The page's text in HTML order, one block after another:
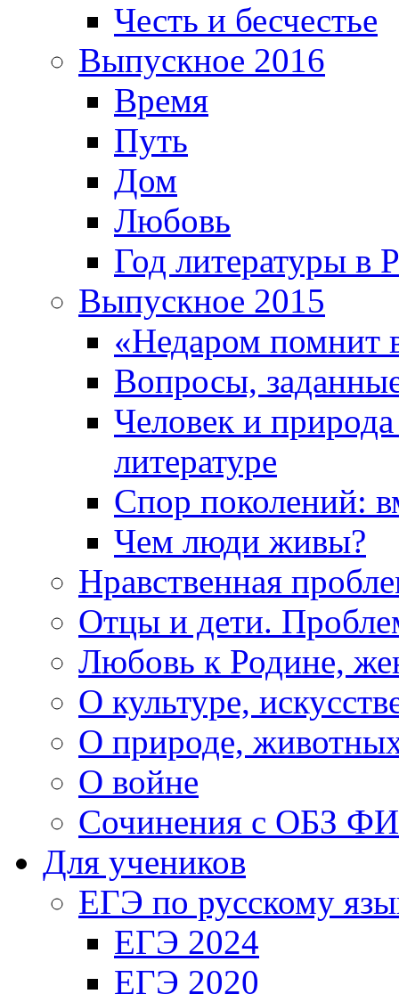
Честь и бесчестье
Выпускное 2016
Время
Путь
Дом
Любовь
Год литературы в
Выпускное 2015
«Недаром помнит
Вопросы,
Человек и
литературе
Спор поколений:
Чем люди живы?
Нравственная
Отцы и дети.
Любовь к Родине,
О культуре,
О природе,
О войне
Сочинения с ОБЗ
Для учеников
ЕГЭ по русскому
ЕГЭ 2024
ЕГЭ 2020